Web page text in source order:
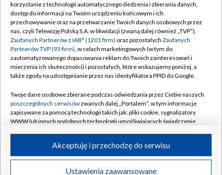
TVP
Abonament TVP
Emisja w TVP
Centrum informacji TVP
Naziemna Telewizja Cyfrowa
Rada Programowa
System NOS
Informacje o nadawcy
Program dla prasy
Regulamin TVP
Polityka prywatności
Moje zgody
Pomoc
Kontakt
Kanały
©2026 Telewizja Polska S.A. w likwidacji
korzystanie z technologii automatycznego śledzenia i zbierania danych,
dostęp do informacji na Twoim urządzeniu końcowym i ich
przechowywanie oraz na przetwarzanie Twoich danych osobowych przez
nas, czyli Telewizję Polską S.A. w likwidacji (zwaną dalej również „TVP”),
Zaufanych Partnerów z IAB* (1201 firm) oraz pozostałych Zaufanych
Partnerów TVP (93 firm), w celach marketingowych (w tym do
zautomatyzowanego dopasowania reklam do Twoich zainteresowań i
mierzenia ich skuteczności) i pozostałych, które wskazujemy poniżej, a
także zgody na udostępnianie przez nas identyfikatora PPID do Google.
Twoje dane osobowe zbierane podczas odwiedzania przez Ciebie naszych
poszczególnych serwisówzwanych dalej „Portalem”, w tym informacje
zapisywane za pomocą technologii takich jak: pliki cookie, sygnalizatory
WWW lub innych podobnych technologii umożliwiających świadczenie
ruchu w Internecie.
Twoje dane osobowe zbierane podczas odwiedzania przez Ciebie
Ustawienia zaawansowane
Akceptuję i przechodzę do serwisu